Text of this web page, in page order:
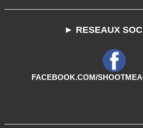
► RESEAUX
FACEBOOK.COM/